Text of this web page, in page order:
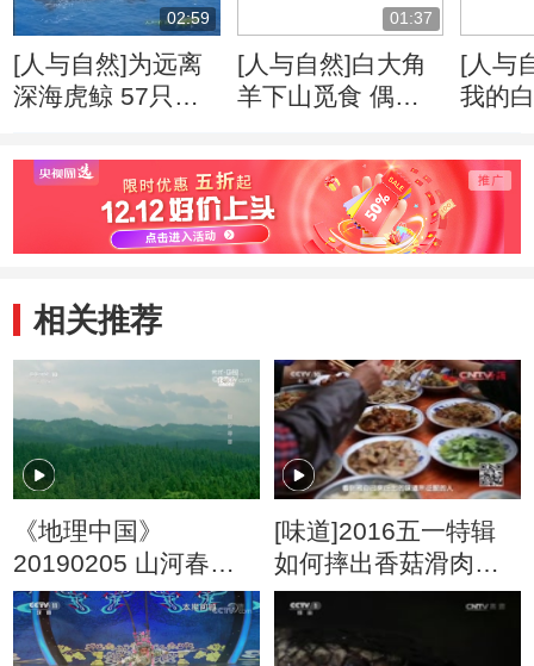
02:59
[人与自然]为远离
深海虎鲸 57只鲸
来到澳大利亚
01:37
[人与自然]白大角
羊下山觅食 偶遇
[人与
我的
大鱼
相关推荐
《地理中国》
20190205 山河春色·
侗乡寻音
[味道]2016五一特辑
如何摔出香菇滑肉的
爽滑的口感